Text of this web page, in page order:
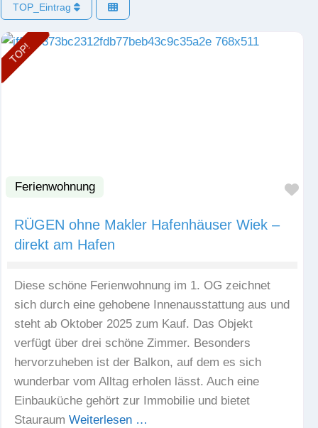
TOP_Eintrag
TOP!
Ferienwohnung
RÜGEN ohne Makler Hafenhäuser Wiek –
direkt am Hafen
Diese schöne Ferienwohnung im 1. OG zeichnet
sich durch eine gehobene Innenausstattung aus und
steht ab Oktober 2025 zum Kauf. Das Objekt
verfügt über drei schöne Zimmer. Besonders
hervorzuheben ist der Balkon, auf dem es sich
wunderbar vom Alltag erholen lässt. Auch eine
Einbauküche gehört zur Immobilie und bietet
Stauraum Weiterlesen …